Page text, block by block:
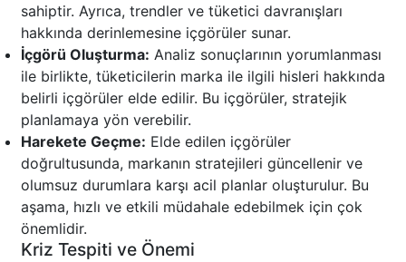
sahiptir. Ayrıca, trendler ve tüketici davranışları
hakkında derinlemesine içgörüler sunar.
İçgörü Oluşturma: Analiz sonuçlarının yorumlanması
ile birlikte, tüketicilerin marka ile ilgili hisleri hakkında
belirli içgörüler elde edilir. Bu içgörüler, stratejik
planlamaya yön verebilir.
Harekete Geçme: Elde edilen içgörüler
doğrultusunda, markanın stratejileri güncellenir ve
olumsuz durumlara karşı acil planlar oluşturulur. Bu
aşama, hızlı ve etkili müdahale edebilmek için çok
önemlidir.
Kriz Tespiti ve Önemi